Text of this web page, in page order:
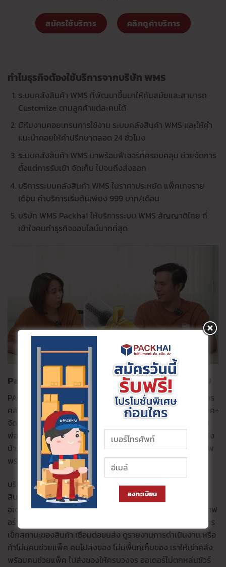
สมัครใช้บริการ คลิกดูค่าบริการ
ทำไมธุรกิจต้องใช้บริการจากบริษัท WMS
ระบบคลังสินค้า WMS ที่พัฒนาขึ้นมาให้ทันสมัยและสามารถ
Customize ตามลูกค้าแต่ละคนได้
มีทีมงานคอยเทรนการใช้งาน ระบบคลังสินค้า WMS และให้คำ
แนะนำคอยให้คำปรึกษาตลอด 24 ชั่วโมง
ระบบคลังสินค้า WMS มาพร้อมฟีเจอร์ที่ครอบคลุม ช่วยจัดการ
ตั้งแต่การรับเข้า จัดเก็บ ไปจนถึงส่งออก
บริการระบบคลังสินค้า WMS ในราคาประหยัด แพ็คเกจราย
เดือน ค่าบริการเริ่มต้นเพียง 999 บาท/เดือน
บริษัท WMS Packhai ให้บริการระบบ WMS สัญญาติไทย ที่
เข้าใจคนทำธุรกิจออนไลน์มากที่สุด
Packhai บริษัท WMS สัญชาติไทย อันดับหนึ่งในไทย
PACKHAI ยืนหนึ่งเรื่องการให้บริการระบบ WMS หรือระบบจัดการ
คลังสินค้า เป็นบริษัท Fulfillment ที่ให้บริการครบวงจร เก็บ-แพ็ค-
จัดส่ง นอกจากนั้นยังให้บริการ WMS รวมถึงระบบ OMS สำหรับ
พ่อค้าแม่ค้าออนไลน์ คนทำธุรกิจออนไลน์ เพื่อการจัดการงานหลัง
บ้านที่สะดวก รวดเร็ว ประสบการณ์มากกว่า 10 ปี ทีมงานมืออาชีพ
พร้อมให้คำปรึกษา 24 ชม.
บริษัทแพ็คให้ สัญญาชาติ เข้าใจธุรกิจไทยมากที่สุด บริษัทคลัง
สินค้าออนไลน์ที่พัฒนาระบบจัดการคลังสินค้าและระบบจัดการอ
อเดอร์ เชื่อมต่อกันแบบไร้ขีดจำกัด เช็กสต๊อกง่าย เชื่อมต่อแพลตฟ
อร์ขายของออนไลน์ ตัดสต๊อกให้อัตโนมัติ มีระบบซัพพอร์ตเอกสาร
เช็กสถานะของสินค้า เชื่อมต่อขนส่ง ดูรายงานการดำเนินงาน หรือ
ถ้าไม่มีคนช่วยแพ็ค คนไปส่งของ ไม่มีพื้นที่เก็บของ เราให้เช่าคลัง
พร้อมคนช่วยแพ็ค ไปส่งของให้ครบวงจร ออเดอร์ไม่ตกหล่นชัวร์
ลงทะเบียน